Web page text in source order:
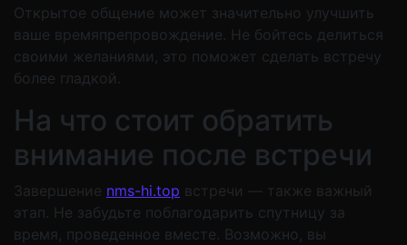
Открытое общение может значительно улучшить
ваше времяпрепровождение. Не бойтесь делиться
своими желаниями, это поможет сделать встречу
более гладкой.
На что стоит обратить
внимание после встречи
Завершение nms-hi.top встречи — также важный
этап. Не забудьте поблагодарить спутницу за
время, проведенное вместе. Возможно, вы